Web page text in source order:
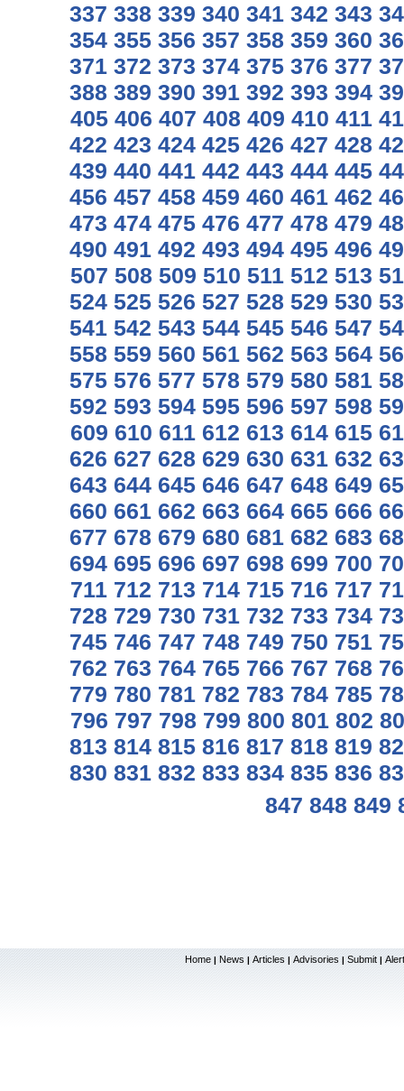
337 338 339 340 341 342 343
354 355 356 357 358 359 360
371 372 373 374 375 376 377
388 389 390 391 392 393 394
405 406 407 408 409 410 411
422 423 424 425 426 427 428
439 440 441 442 443 444 445
456 457 458 459 460 461 462
473 474 475 476 477 478 479
490 491 492 493 494 495 496
507 508 509 510 511 512 513
524 525 526 527 528 529 530
541 542 543 544 545 546 547
558 559 560 561 562 563 564
575 576 577 578 579 580 581
592 593 594 595 596 597 598
609 610 611 612 613 614 615
626 627 628 629 630 631 632
643 644 645 646 647 648 649
660 661 662 663 664 665 666
677 678 679 680 681 682 683
694 695 696 697 698 699 700
711 712 713 714 715 716 717
728 729 730 731 732 733 734
745 746 747 748 749 750 751
762 763 764 765 766 767 768
779 780 781 782 783 784 785
796 797 798 799 800 801 802
813 814 815 816 817 818 819
830 831 832 833 834 835 836
847 848 849
Home | News | Articles | Advisories | Submit |